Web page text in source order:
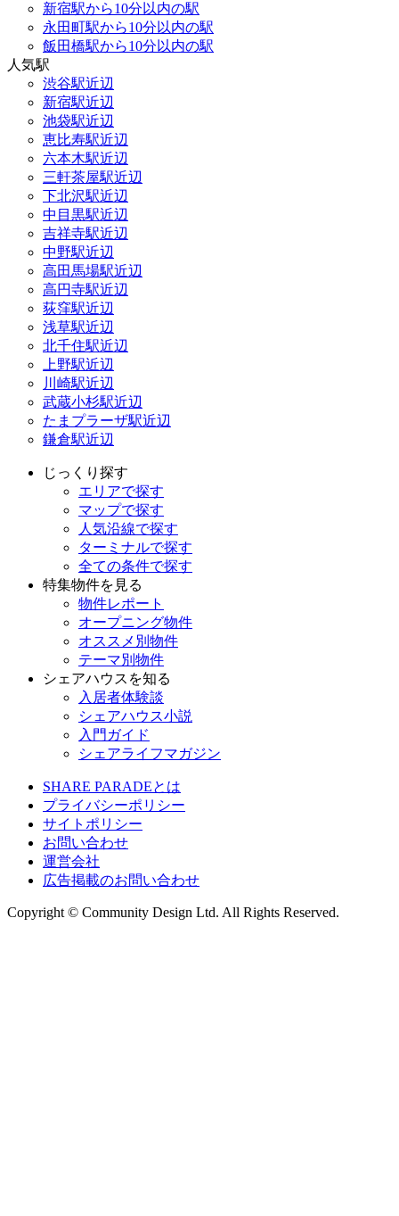
新宿駅から10分以内の駅
永田町駅から10分以内の駅
飯田橋駅から10分以内の駅
人気駅
渋谷駅近辺
新宿駅近辺
池袋駅近辺
恵比寿駅近辺
六本木駅近辺
三軒茶屋駅近辺
下北沢駅近辺
中目黒駅近辺
吉祥寺駅近辺
中野駅近辺
高田馬場駅近辺
高円寺駅近辺
荻窪駅近辺
浅草駅近辺
北千住駅近辺
上野駅近辺
川崎駅近辺
武蔵小杉駅近辺
たまプラーザ駅近辺
鎌倉駅近辺
じっくり探す
エリアで探す
マップで探す
人気沿線で探す
ターミナルで探す
全ての条件で探す
特集物件を見る
物件レポート
オープニング物件
オススメ別物件
テーマ別物件
シェアハウスを知る
入居者体験談
シェアハウス小説
入門ガイド
シェアライフマガジン
SHARE PARADEとは
プライバシーポリシー
サイトポリシー
お問い合わせ
運営会社
広告掲載のお問い合わせ
Copyright © Community Design Ltd. All Rights Reserved.